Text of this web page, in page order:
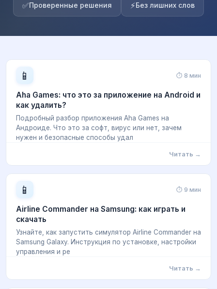
✅Проверенные решения ⚡Без лишних слов
📱 ⏱ 8 мин
Aha Games: что это за приложение на Android и
как удалить?
Подробный разбор приложения Aha Games на
Андроиде. Что это за софт, вирус или нет, зачем
нужен и безопасные способы удал
Читать →
📱 ⏱ 9 мин
Airline Commander на Samsung: как играть и
скачать
Узнайте, как запустить симулятор Airline Commander на
Samsung Galaxy. Инструкция по установке, настройки
управления и ре
Читать →